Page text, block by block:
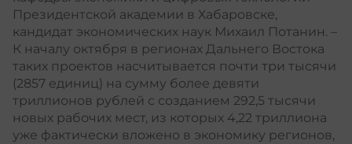
Президентской академии в Хабаровске,
кандидат экономических наук Михаил Потанин. –
К началу октября в регионах Дальнего Востока
таких проектов насчитывается почти три тысячи
(2857 единиц) на сумму более девяти
триллионов рублей с созданием 292,5 тысячи
новых рабочих мест, из которых 4,22 триллиона
уже фактически вложено в экономику регионов,